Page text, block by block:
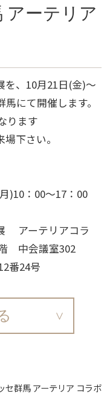
アーテリア
を、10月21日(金)～
にて開催します。
ります
下さい。
)10：00～17：00
アーテリアコラ
中会議室302
番24号
群馬 アーテリア コラボ